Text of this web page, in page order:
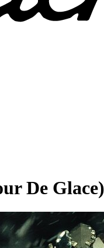
De Glace)